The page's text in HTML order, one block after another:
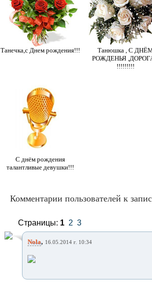
Танечка,с Днем рождения!!!
Танюшка , С
РОЖДЕНЬЯ
!!!!!!!!!
С днём рождения
талантливые девушки!!!
Комментарии пользователей к
Страницы: 1 2 3
Nola, 16.05.2014 г. 10:34